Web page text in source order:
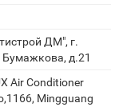
ДМ", г.
д.21
Air Conditioner
Mingguang